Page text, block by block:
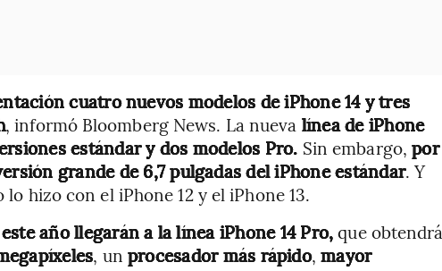
cuatro nuevos modelos de iPhone 14 y tres
, informó Bloomberg News. La nueva línea de iPhone
estándar y dos modelos Pro. Sin embargo,por
grande de 6,7 pulgadas del iPhone estándar. Y
lo hizo con el iPhone 12 y el iPhone 13.
año llegarán a la línea iPhone 14 Pro,que obtendrá
, un procesador más rápido,mayor